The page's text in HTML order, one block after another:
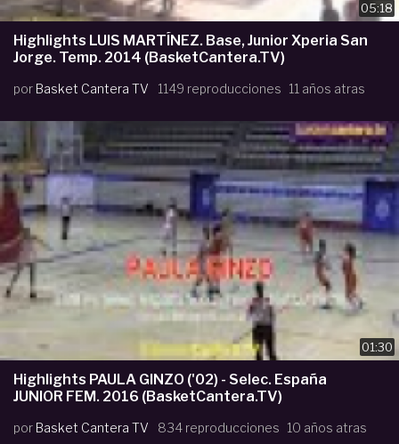
05:18
Highlights LUIS MARTÍNEZ. Base, Junior Xperia San
Jorge. Temp. 2014 (BasketCantera.TV)
por Basket Cantera TV 1149 reproducciones 11 años atras
01:30
Highlights PAULA GINZO ('02) - Selec. España
JUNIOR FEM. 2016 (BasketCantera.TV)
por Basket Cantera TV 834 reproducciones 10 años atras